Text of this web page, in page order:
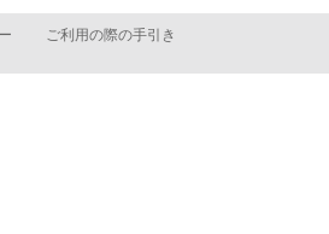
ご利用の際の手引き